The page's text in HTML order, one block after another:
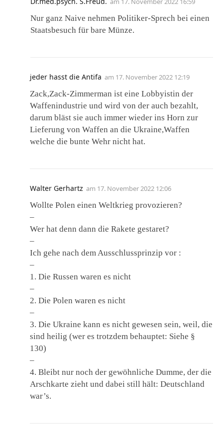
Nur ganz Naive nehmen Politiker-Sprech bei einen
Staatsbesuch für bare Münze.
jeder hasst die Antifa am 17. November 2022 12:19
Zack,Zack-Zimmerman ist eine Lobbyistin der
Waffenindustrie und wird von der auch bezahlt,
darum bläst sie auch immer wieder ins Horn zur
Lieferung von Waffen an die Ukraine,Waffen
welche die bunte Wehr nicht hat.
Walter Gerhartz am 17. November 2022 12:06
Wollte Polen einen Weltkrieg provozieren?
–
Wer hat denn dann die Rakete gestaret?
–
Ich gehe nach dem Ausschlussprinzip vor :
–
1. Die Russen waren es nicht
–
2. Die Polen waren es nicht
–
3. Die Ukraine kann es nicht gewesen sein, weil, die
sind heilig (wer es trotzdem behauptet: Siehe §
130)
–
4. Bleibt nur noch der gewöhnliche Dumme, der die
Arschkarte zieht und dabei still hält: Deutschland
war’s.